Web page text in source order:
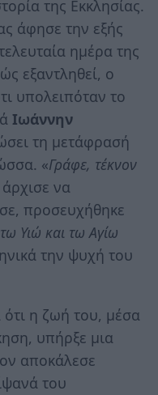
της Εκκλησίας.
άφησε την εξής
ημέρα της
εξαντληθεί, ο
υπολειπόταν το
Ιωάννην
τη μετάφρασή
«Γράφε, τέκνον
να
προσευχήθηκε
Υιώ και τω Αγίω
την ψυχή του
ότι η ζωή του, μέσα
υπήρξε μια
αποκάλεσε
του